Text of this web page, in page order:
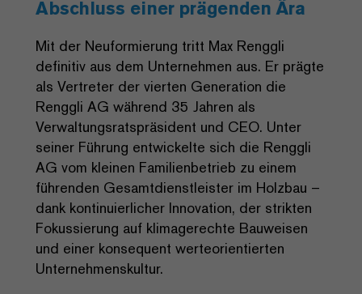
Abschluss einer prägenden Ära
Mit der Neuformierung tritt Max Renggli
definitiv aus dem Unternehmen aus. Er prägte
als Vertreter der vierten Generation die
Renggli AG während 35 Jahren als
Verwaltungsratspräsident und CEO. Unter
seiner Führung entwickelte sich die Renggli
AG vom kleinen Familienbetrieb zu einem
führenden Gesamtdienstleister im Holzbau –
dank kontinuierlicher Innovation, der strikten
Fokussierung auf klimagerechte Bauweisen
und einer konsequent werteorientierten
Unternehmenskultur.